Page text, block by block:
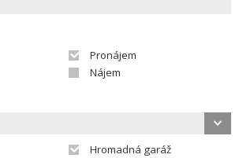
Pronájem
Nájem
Hromadná garáž